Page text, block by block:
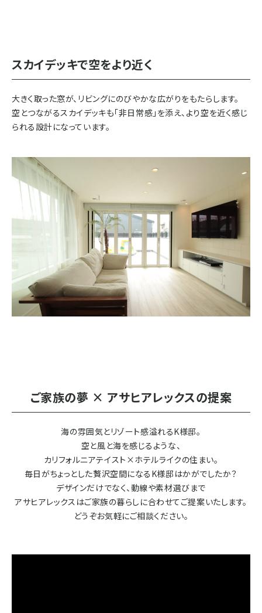
スカイデッキで空をより近く
大きく取った窓が、リビングにのびやかな広がりをもたらします。
空とつながるスカイデッキも「非日常感」を添え、より空を近く感じ
られる設計になっています。
ご家族の夢 × アサヒアレックスの提案
海の雰囲気とリゾート感溢れるK様邸。
空と風と海を感じるような、
カリフォルニアテイスト×ホテルライクの住まい。
毎日がちょっとした贅沢空間になるK様邸はかがでしたか？
デザインだけでなく、動線や素材選びまで
アサヒアレックスはご家族の暮らしに合わせてご提案いたします。
どうぞお気軽にご相談ください。